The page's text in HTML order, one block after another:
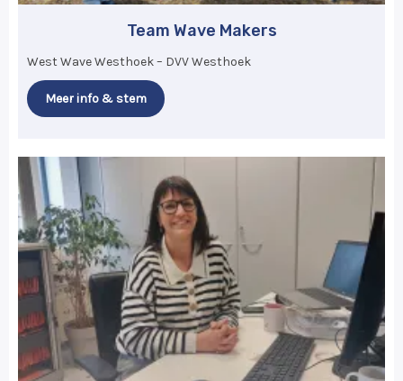
Team Wave Makers
West Wave Westhoek – DVV Westhoek
Meer info & stem